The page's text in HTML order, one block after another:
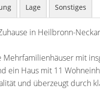
Lage Sonstiges
in Heilbronn-
mit
ein Haus mit 11
und überzeugt durch